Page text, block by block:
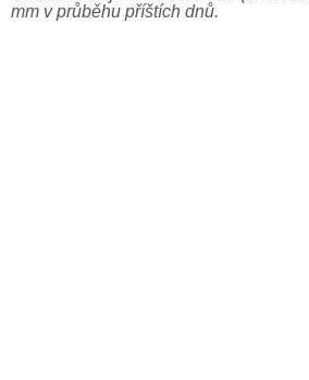
mm v průběhu příštích dnů.